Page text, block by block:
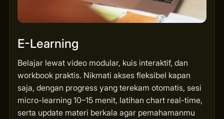
E-Learning
Belajar lewat video modular, kuis interaktif, dan
workbook praktis. Nikmati akses fleksibel kapan
saja, dengan progress yang terekam otomatis, sesi
micro-learning 10–15 menit, latihan chart real-time,
serta update materi berkala agar pemahamanmu